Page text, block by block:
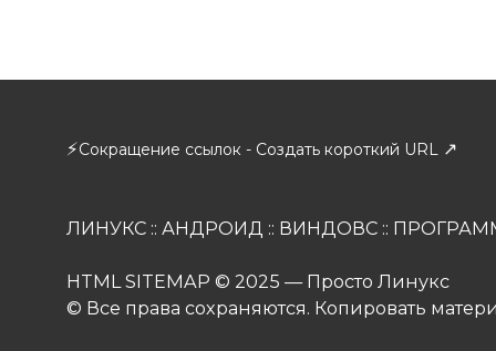
⚡Сокращение ссылок - Создать короткий URL ↗
ЛИНУКС :: АНДРОИД :: ВИНДОВС ::
HTML SITEMAP © 2025 — Просто Линукс
© Все права сохраняются. Копировать